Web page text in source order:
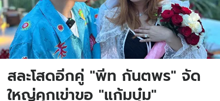
สละโสดอีกคู่ "พีท กันตพร" จัด
ใหญ่คุกเข่าขอ "แก้มบุ๋ม"